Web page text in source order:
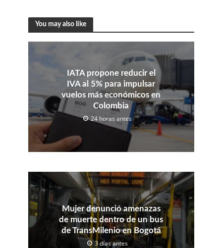
You may also like
IATA propone reducir el
IVA al 5% para impulsar
vuelos más económicos en
Colombia
24 horas antes
Mujer denunció amenazas
de muerte dentro de un bus
de TransMilenio en Bogotá
3 días antes